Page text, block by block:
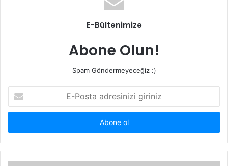
E-Bültenimize
Abone Olun!
Spam Göndermeyeceğiz :)
Posta
adresinizi